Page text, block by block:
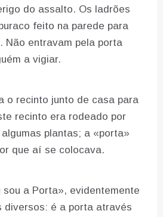
do assalto. Os ladrões
feito na parede para
Não entravam pela porta
a vigiar.
o recinto junto de casa para
recinto era rodeado por
plantas; a «porta»
que aí se colocava.
sou a Porta», evidentemente
diversos: é a porta através